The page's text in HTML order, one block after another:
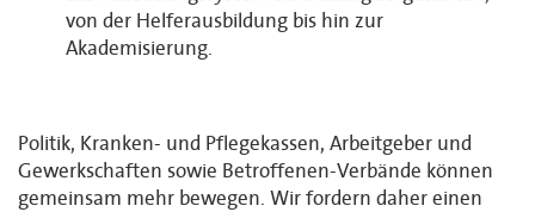
von der Helferausbildung bis hin zur
Akademisierung.
Politik, Kranken- und Pflegekassen, Arbeitgeber und
Gewerkschaften sowie Betroffenen-Verbände können
gemeinsam mehr bewegen. Wir fordern daher einen